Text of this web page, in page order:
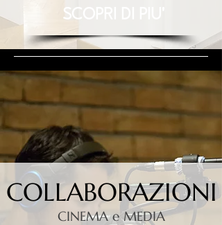
SCOPRI DI PIU'
COLLABORAZIONI
CINEMA e MEDIA